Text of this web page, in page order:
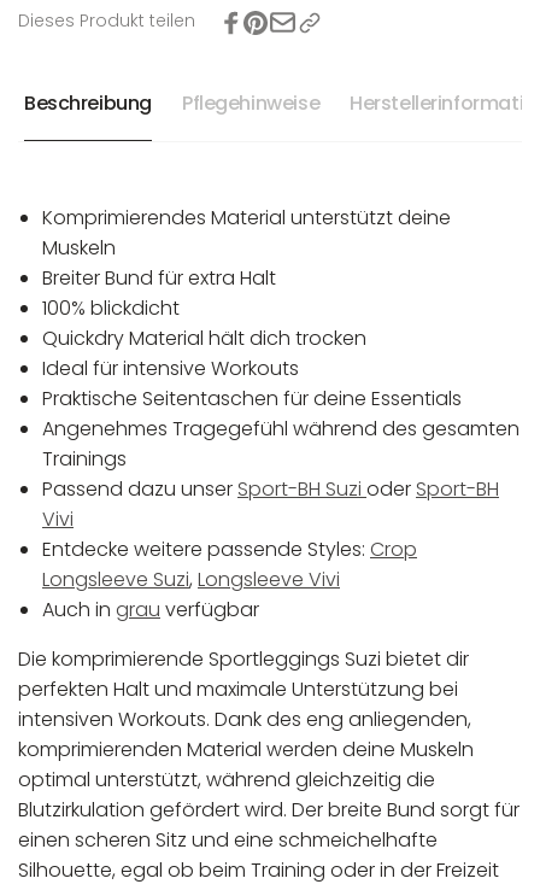
Dieses Produkt teilen
Beschreibung Pflegehinweise
Komprimierendes Material unterstützt deine
Muskeln
Breiter Bund für extra Halt
100% blickdicht
Quickdry Material hält dich trocken
Ideal für intensive Workouts
Praktische Seitentaschen für deine Essentials
Angenehmes Tragegefühl während des gesamten
Trainings
Passend dazu unser Sport-BH Suzi oder Sport-BH
Vivi
Entdecke weitere passende Styles: Crop
Longsleeve Suzi, Longsleeve Vivi
Auch in grau verfügbar
Die komprimierende Sportleggings Suzi bietet dir
perfekten Halt und maximale Unterstützung bei
intensiven Workouts. Dank des eng anliegenden,
komprimierenden Material werden deine Muskeln
optimal unterstützt, während gleichzeitig die
Blutzirkulation gefördert wird. Der breite Bund sorgt für
einen scheren Sitz und eine schmeichelhafte
Silhouette, egal ob beim Training oder in der Freizeit